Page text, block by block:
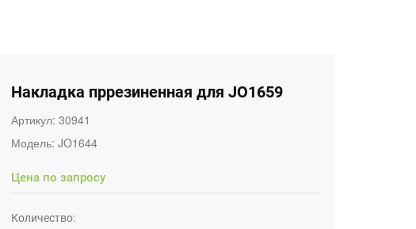
Накладка пррезиненная для JO1659
Артикул:30941
Модель:JO1644
Цена по запросу
Количество: